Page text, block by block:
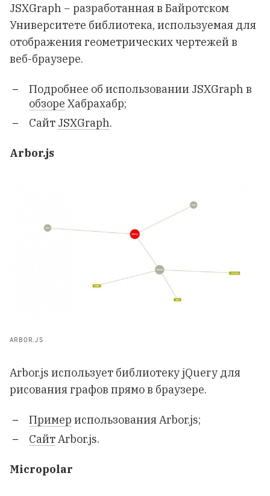
JSXGraph − разработанная в Байротском
Университете библиотека, используемая для
отображения геометрических чертежей в
веб-браузере.
Подробнее об использовании JSXGraph в
обзоре Хабрахабр;
Сайт JSXGraph.
Arbor.js
ARBOR.JS
Arbor.js использует библиотеку jQuery для
рисования графов прямо в браузере.
Пример использования Arbor.js;
СайтArbor.js.
Micropolar